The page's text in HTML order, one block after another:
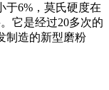
于6%，莫氏硬度在
它是经过20多次的
制造的新型磨粉